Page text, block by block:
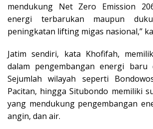
mendukung Net Zero Emission
energi terbarukan maupun
peningkatan lifting migas nasional,”
Jatim sendiri, kata Khofifah,
dalam pengembangan energi baru
Sejumlah wilayah seperti
Pacitan, hingga Situbondo memiliki
yang mendukung pengembangan
angin, dan air.